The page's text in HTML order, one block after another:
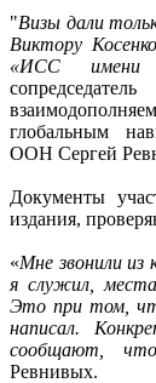
"Визы дали
Виктору
«ИСС имени
глобальным
ООН Сергей
Документы
издания,
«Мне звонили из
я служил,
Это при том,
написал.
сообщают,
Ревнивых.